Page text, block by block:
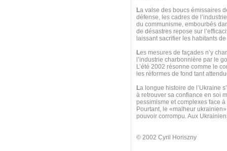
La valse des boucs émissaires
défense, les cadres de
du communisme, embourbés
de désastres repose sur
laissant sacrifier les habitants
Les mesures de façades n’y
l’industrie charbonnière par le
L’été 2002 résonne comme le
les réformes de fond tant
La longue histoire de l’Ukraine
à retrouver sa confiance en soi
pessimisme et complexes face
Pourtant, le «malheur
pouvoir corrompu. Aux
© 2002 Cyril Horiszny